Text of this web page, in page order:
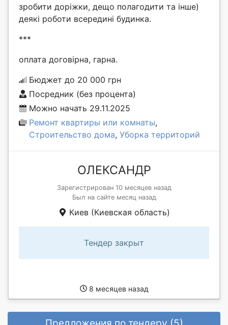
зробити доріжки, дещо полагодити та інше)
деякі роботи всередині будинка.
***
оплата договірна, гарна.
Бюджет до 20 000 грн
Посредник (без процента)
Можно начать 29.11.2025
Ремонт квартиры или комнаты,
Строительство дома, Уборка территорий
ОЛЕКСАНДР
Зарегистрирован 10 месяцев назад
Был на сайте месяц назад
Киев (Киевская область)
Тендер закрыт
8 месяцев назад